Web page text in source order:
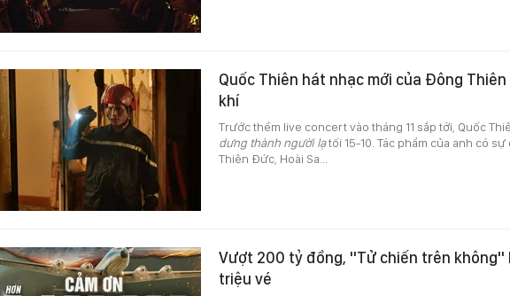
Quốc Thiên hát nhạc mới của Đông
khí
Trước thềm live concert vào tháng 11 sắp tới, Quốc
dưng thành người lạtối 15-10. Tác phẩm của anh có
Thiên Đức, Hoài Sa...
Vượt 200 tỷ đồng, "Tử chiến trên không"
triệu vé